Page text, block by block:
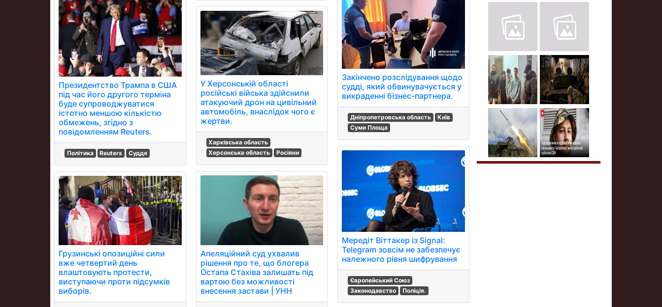
Президентство Трампа в США
під час його другого терміна
буде супроводжуватися
істотно меншою кількістю
обмежень, згідно з
повідомленням Reuters.
Політика Reuters Суддя
Грузинські опозиційні сили
вже четвертий день
влаштовують протести,
виступаючи проти підсумків
виборів.
У Херсонській області
російські війська здійснили
атакуючий дрон на цивільний
автомобіль, внаслідок чого є
жертви.
Харківська область
Херсонська область
Росіяни
Апеляційний суд ухвалив
рішення про те, що блогера
Остапа Стахіва залишать під
вартою без можливості
внесення застави | УНН
Закінчено розслідування щодо
судді, який обвинувачується у
викраденні бізнес-партнера.
Дніпропетровська область
Київ
Суми Площа
Мередіт Віттакер із Signal:
Telegram зовсім не забезпечує
належного рівня шифрування
Європейський Союз
Законодавство
Поліція.